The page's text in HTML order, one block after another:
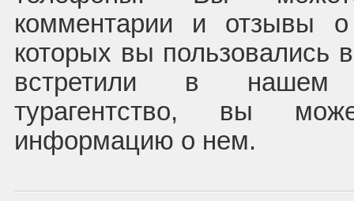
комментарии и отзывы
которых вы
встретили в нашем
турагентство, вы
информацию о нем.